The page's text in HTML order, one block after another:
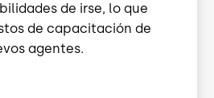
de irse, lo que
de capacitación de
agentes.